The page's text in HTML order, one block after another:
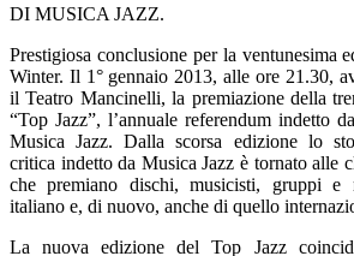
DI MUSICA JAZZ.
Prestigiosa conclusione per la ventunesima
Winter. Il 1° gennaio 2013, alle ore 21.30,
il Teatro Mancinelli, la premiazione della
“Top Jazz”, l’annuale referendum indetto
Musica Jazz. Dalla scorsa edizione lo
critica indetto da Musica Jazz è tornato alle
che premiano dischi, musicisti, gruppi
italiano e, di nuovo, anche di quello
La nuova edizione del Top Jazz